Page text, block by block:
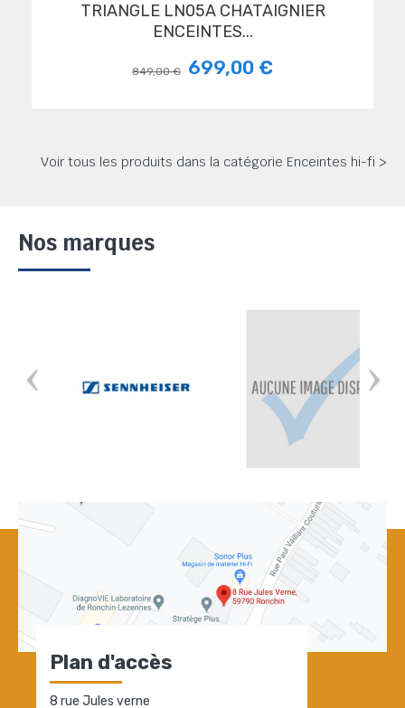
TRIANGLE LN05A CHATAIGNIER
ENCEINTES...
849,00 € 699,00 €
Voir tous les produits dans la catégorie Enceintes hi-fi >
Nos marques
Plan d'accès
8 rue Jules verne